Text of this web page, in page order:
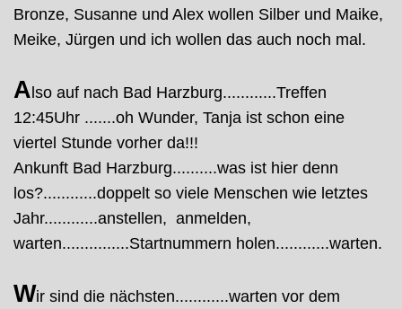
Bronze, Susanne und Alex wollen Silber und Maike,
Meike, Jürgen und ich wollen das auch noch mal.
A lso auf nach Bad Harzburg............Treffen
12:45Uhr .......oh Wunder, Tanja ist schon eine
viertel Stunde vorher da!!!
Ankunft Bad Harzburg..........was ist hier denn
los?............doppelt so viele Menschen wie letztes
Jahr............anstellen, anmelden,
warten...............Startnummern holen............warten.
Wir sind die nächsten............warten vor dem